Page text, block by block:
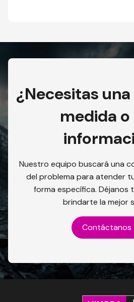
¿Necesitas
medida o
Nuestro equipo buscará una
del problema para atender
forma específica. Déjanos
brindarte la mejor
Contáctanos